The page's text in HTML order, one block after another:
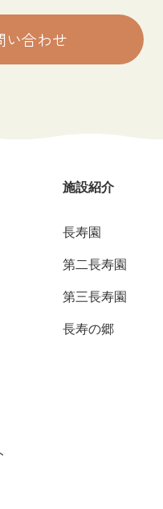
い合わせ
施設紹介
長寿園
第二長寿園
第三長寿園
長寿の郷